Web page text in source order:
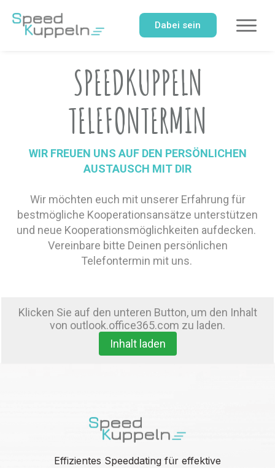
Dabei sein
SPEEDKUPPELN
TELEFONTERMIN
WIR FREUEN UNS AUF DEN PERSÖNLICHEN
AUSTAUSCH MIT DIR
Wir möchten euch mit unserer Erfahrung für
bestmögliche Kooperationsansätze unterstützen
und neue Kooperationsmöglichkeiten aufdecken.
Vereinbare bitte Deinen persönlichen
Telefontermin mit uns.
Klicken Sie auf den unteren Button, um den Inhalt
von outlook.office365.com zu laden.
Inhalt laden
Effizientes Speeddating für effektive